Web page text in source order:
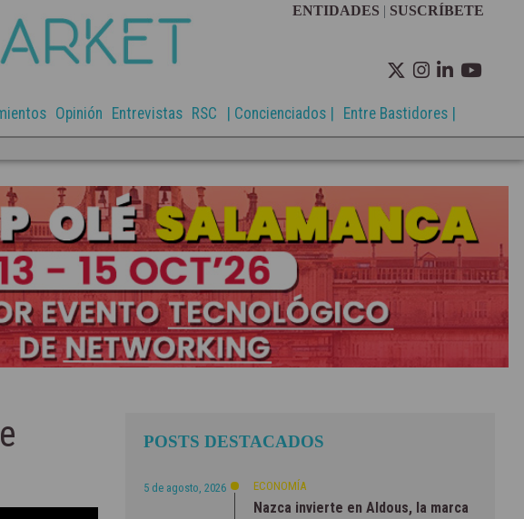
ENTIDADES | SUSCRÍBETE
Opinión Entrevistas RSC | Concienciados | Entre Bastidores |
POSTS DESTACADOS
5 de agosto, 2026 ECONOMÍA
Nazca invierte en Aldous, la marca